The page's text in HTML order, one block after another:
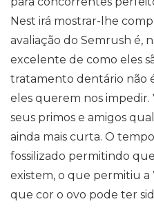
Nest irá mostrar-lhe
avaliação do Semrush é,
excelente de como eles
tratamento dentário não
eles querem nos
seus primos e amigos
ainda mais curta. O
fossilizado permitindo
existem, o que permitiu
que cor o ovo pode ter